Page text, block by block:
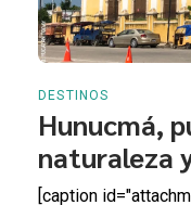
DESTINOS
Hunucmá,
naturaleza
[caption